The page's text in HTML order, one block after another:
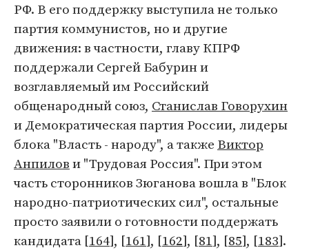
РФ. В его поддержку выступила не только
партия коммунистов, но и другие
движения: в частности, главу КПРФ
поддержали Сергей Бабурин и
возглавляемый им Российский
общенародный союз, Станислав Говорухин
и Демократическая партия России, лидеры
блока "Власть - народу", а также Виктор
Анпилови "Трудовая Россия". При этом
часть сторонников Зюганова вошла в "Блок
народно-патриотических сил", остальные
просто заявили о готовности поддержать
кандидата [164], [161], [162], [81], [85], [183].